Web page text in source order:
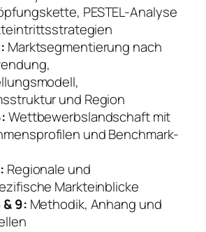
PESTEL-Analyse
Marktsegmentierung nach
und Region
Wettbewerbslandschaft mit
und Benchmark-
Regionale und
Markteinblicke
9: Methodik, Anhang und